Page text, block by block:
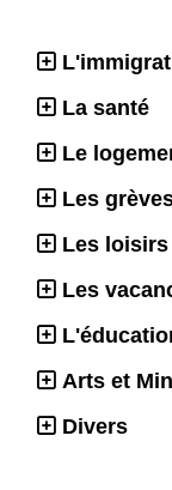
La santé
Le
Les
Les
Les
Arts et
Divers